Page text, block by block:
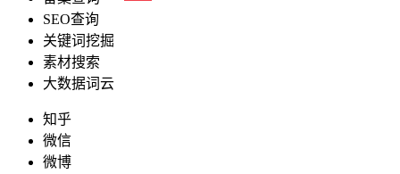
SEO查询
关键词挖掘
素材搜索
大数据词云
知乎
微信
微博